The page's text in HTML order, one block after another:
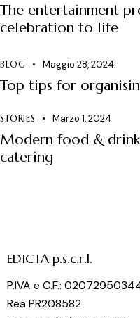
The entertainment
celebration to life
BLOG Maggio 28, 2024
Top tips for
STORIES Marzo 1, 2024
Modern food &
catering
EDICTA p.s.c.r.l.
P.IVA e C.F.:
Rea PR208582